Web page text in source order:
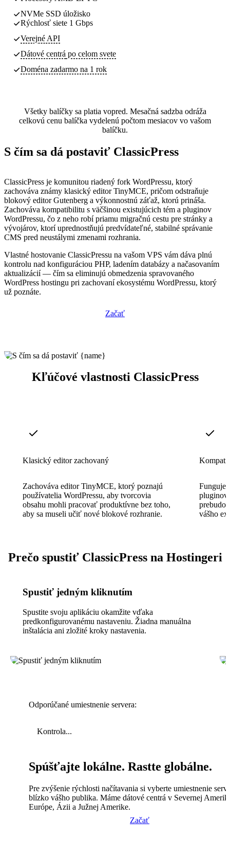
NVMe SSD úložisko
Rýchlosť siete 1 Gbps
Verejné API
Dátové centrá po celom svete
Doména zadarmo na 1 rok
Všetky balíčky sa platia vopred. Mesačná sadzba odráža
celkovú cenu balíčka vydelenú počtom mesiacov vo vašom
balíčku.
S čím sa dá postaviť ClassicPress
ClassicPress je komunitou riadený fork WordPressu, ktorý
zachováva známy klasický editor TinyMCE, pričom odstraňuje
blokový editor Gutenberg a výkonnostnú záťaž, ktorú prináša.
Zachováva kompatibilitu s väčšinou existujúcich tém a pluginov
WordPressu, čo z neho robí priamu migračnú cestu pre stránky a
vývojárov, ktorí uprednostňujú predvídateľné, stabilné správanie
CMS pred neustálymi zmenami rozhrania.
Vlastné hostovanie ClassicPressu na vašom VPS vám dáva plnú
kontrolu nad konfiguráciou PHP, ladením databázy a načasovaním
aktualizácií — čím sa eliminujú obmedzenia spravovaného
WordPress hostingu pri zachovaní ekosystému WordPressu, ktorý
už poznáte.
Začať
Kľúčové vlastnosti ClassicPress
Klasický editor zachovaný
Zachováva editor TinyMCE, ktorý poznajú
používatelia WordPressu, aby tvorcovia
obsahu mohli pracovať produktívne bez toho,
aby sa museli učiť nové blokové rozhranie.
Funguje
pluginov
vášho
Prečo spustiť ClassicPress na Hostingeri
Spustiť jedným kliknutím
Spustite svoju aplikáciu okamžite vďaka
predkonfigurovanému nastaveniu. Žiadna manuálna
inštalácia ani zložité kroky nastavenia.
Odporúčané umiestnenie servera:
Kontrola...
Spúšťajte lokálne. Rastte globálne.
Pre zvýšenie rýchlosti načítavania si vyberte umiestnenie
blízko vášho publika. Máme dátové centrá v Severnej
Európe, Ázii a Južnej Amerike.
Začať